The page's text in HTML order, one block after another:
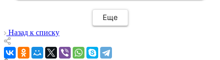
день🙏 Не могу не отметить качественный
монтаж дверей, спасибо мастеру Антону за
его труд!!!
Еще
Назад к списку